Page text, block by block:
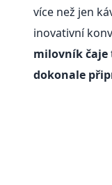
více než jen
inovativní
milovník čaje
dokonale